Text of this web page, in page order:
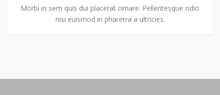
Morbi in sem quis dui placerat ornare. Pellentesque odio
nisi euismod in pharetra a ultricies.